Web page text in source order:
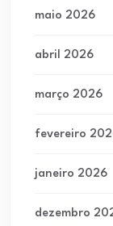
maio 2026
abril 2026
março 2026
fevereiro
janeiro 2026
dezembro